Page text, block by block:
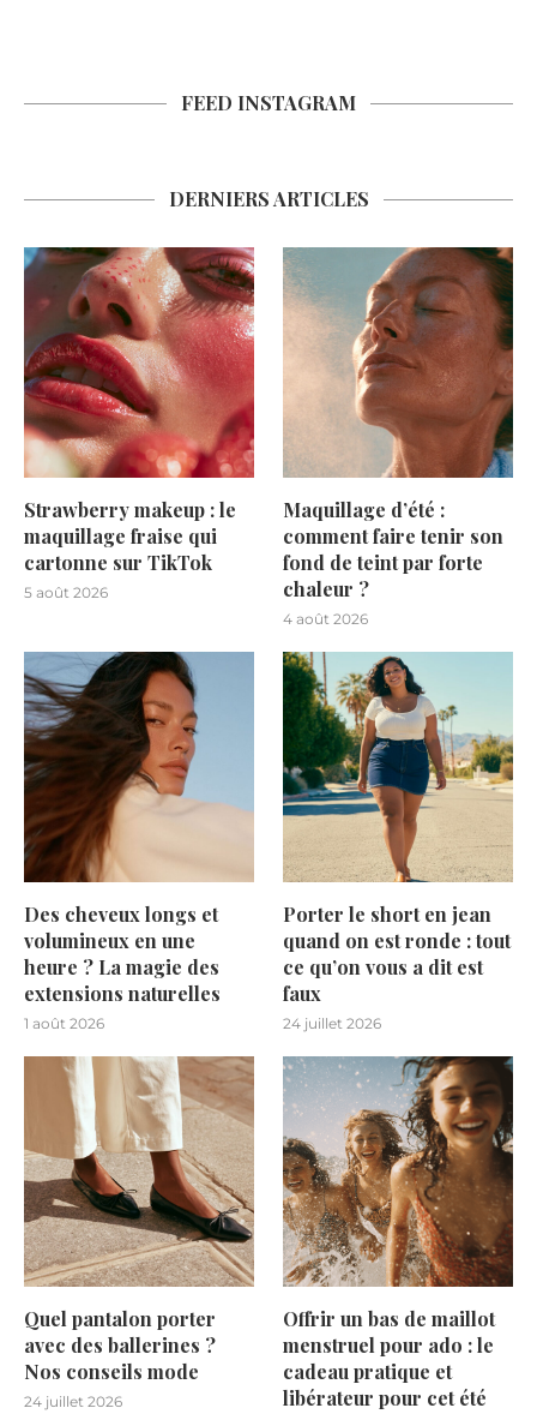
FEED INSTAGRAM
DERNIERS ARTICLES
Strawberry makeup : le
maquillage fraise qui
cartonne sur TikTok
5 août 2026
Maquillage d’été :
comment faire tenir son
fond de teint par forte
chaleur ?
4 août 2026
Des cheveux longs et
volumineux en une
heure ? La magie des
extensions naturelles
1 août 2026
Porter le short en jean
quand on est ronde : tout
ce qu’on vous a dit est
faux
24 juillet 2026
Quel pantalon porter
avec des ballerines ?
Nos conseils mode
24 juillet 2026
Offrir un bas de maillot
menstruel pour ado : le
cadeau pratique et
libérateur pour cet été